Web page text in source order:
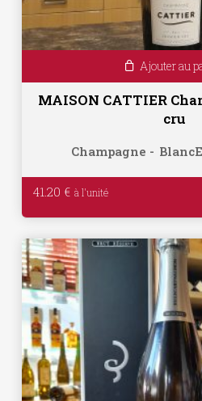
Ajouter au
MAISON CATTIER
cru
Champagne Blanc
41.20 €